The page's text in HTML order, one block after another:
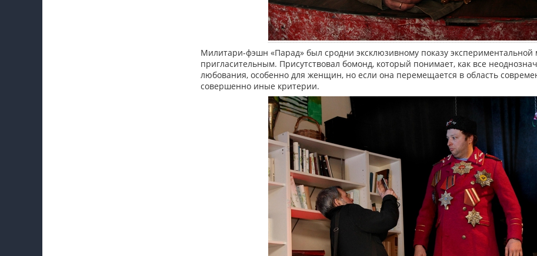
Милитари-фэшн «Парад» был сродни эксклюзивному показу экспериментальной
пригласительным. Присутствовал бомонд, который понимает, как все
любования, особенно для женщин, но если она перемещается в область
совершенно иные критерии.